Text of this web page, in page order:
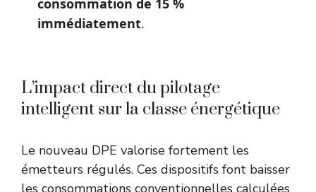
consommation de 15 %
immédiatement.
L’impact direct du pilotage
intelligent sur la classe énergétique
Le nouveau DPE valorise fortement les
émetteurs régulés. Ces dispositifs font baisser
les consommations conventionnelles calculées